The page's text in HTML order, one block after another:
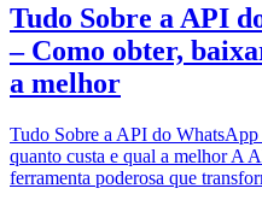
Tudo Sobre a API
– Como obter,
a melhor
Tudo Sobre a API do
quanto custa e qual a melhor A
ferramenta poderosa que